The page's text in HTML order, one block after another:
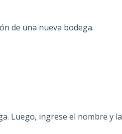
de una nueva bodega.
Luego, ingrese el nombre y la